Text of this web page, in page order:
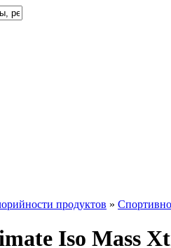
продуктов »
Iso Mass